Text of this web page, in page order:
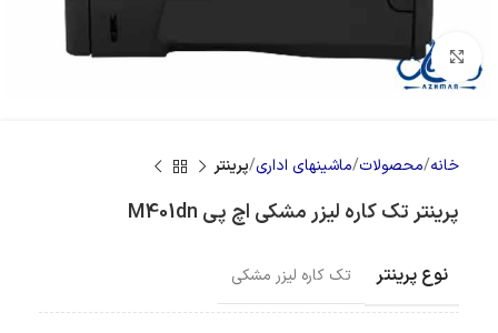
بزرگنمایی تصویر
خانه محصولات ماشینهای اداری پرینتر
پرینتر تک کاره لیزر مشکی اچ پی M401dn
نوع پرینتر تک کاره لیزر مشکی